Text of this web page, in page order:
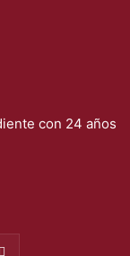
con 24 años